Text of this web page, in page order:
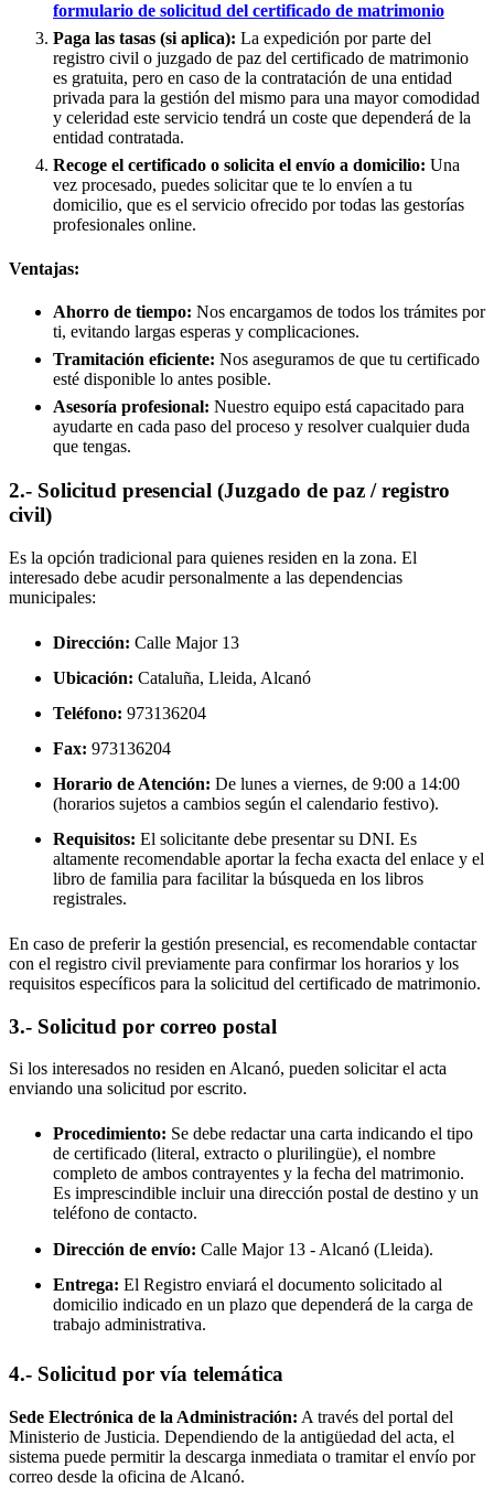
formulario de solicitud del certificado de matrimonio
Paga las tasas (si aplica): La expedición por parte del
registro civil o juzgado de paz del certificado de matrimonio
es gratuita, pero en caso de la contratación de una entidad
privada para la gestión del mismo para una mayor comodidad
y celeridad este servicio tendrá un coste que dependerá de la
entidad contratada.
Recoge el certificado o solicita el envío a domicilio: Una
vez procesado, puedes solicitar que te lo envíen a tu
domicilio, que es el servicio ofrecido por todas las gestorías
profesionales online.
Ventajas:
Ahorro de tiempo: Nos encargamos de todos los trámites por
ti, evitando largas esperas y complicaciones.
Tramitación eficiente: Nos aseguramos de que tu certificado
esté disponible lo antes posible.
Asesoría profesional: Nuestro equipo está capacitado para
ayudarte en cada paso del proceso y resolver cualquier duda
que tengas.
2.- Solicitud presencial (Juzgado de paz / registro
civil)
Es la opción tradicional para quienes residen en la zona. El
interesado debe acudir personalmente a las dependencias
municipales:
Dirección: Calle Major 13
Ubicación: Cataluña, Lleida, Alcanó
Teléfono: 973136204
Fax: 973136204
Horario de Atención: De lunes a viernes, de 9:00 a 14:00
(horarios sujetos a cambios según el calendario festivo).
Requisitos: El solicitante debe presentar su DNI. Es
altamente recomendable aportar la fecha exacta del enlace y el
libro de familia para facilitar la búsqueda en los libros
registrales.
En caso de preferir la gestión presencial, es recomendable contactar
con el registro civil previamente para confirmar los horarios y los
requisitos específicos para la solicitud del certificado de matrimonio.
3.- Solicitud por correo postal
Si los interesados no residen enAlcanó, pueden solicitar el acta
enviando una solicitud por escrito.
Procedimiento: Se debe redactar una carta indicando el tipo
de certificado (literal, extracto o plurilingüe), el nombre
completo de ambos contrayentes y la fecha del matrimonio.
Es imprescindible incluir una dirección postal de destino y un
teléfono de contacto.
Dirección de envío: Calle Major 13 - Alcanó (Lleida).
Entrega: El Registro enviará el documento solicitado al
domicilio indicado en un plazo que dependerá de la carga de
trabajo administrativa.
4.- Solicitud por vía telemática
Sede Electrónica de la Administración: A través del portal del
Ministerio de Justicia. Dependiendo de la antigüedad del acta, el
sistema puede permitir la descarga inmediata o tramitar el envío por
correo desde la oficina de Alcanó.